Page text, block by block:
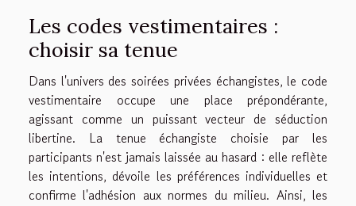
Les codes vestimentaires :
choisir sa tenue
Dans l'univers des soirées privées échangistes, le code
vestimentaire occupe une place prépondérante,
agissant comme un puissant vecteur de séduction
libertine. La tenue échangiste choisie par les
participants n'est jamais laissée au hasard : elle reflète
les intentions, dévoile les préférences individuelles et
confirme l'adhésion aux normes du milieu. Ainsi, les